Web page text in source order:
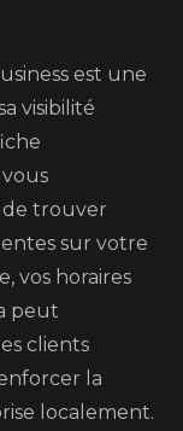
est une
visibilité
trouver
sur votre
vos horaires
peut
clients
la
localement.